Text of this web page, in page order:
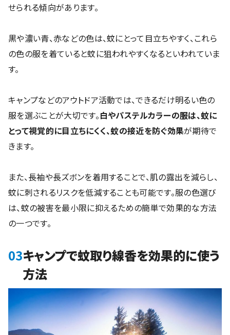
せられる傾向があります。
黒や濃い青、赤などの色は、蚊にとって目立ちやすく、これら
の色の服を着ていると蚊に狙われやすくなるといわれていま
す。
キャンプなどのアウトドア活動では、できるだけ明るい色の
服を選ぶことが大切です。白やパステルカラーの服は、蚊に
とって視覚的に目立ちにくく、蚊の接近を防ぐ効果が期待で
きます。
また、長袖や長ズボンを着用することで、肌の露出を減らし、
蚊に刺されるリスクを低減することも可能です。服の色選び
は、蚊の被害を最小限に抑えるための簡単で効果的な方法
の一つです。
03キャンプで蚊取り線香を効果的に使う
方法